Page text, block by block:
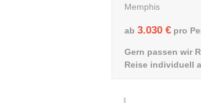
Memphis
ab 3.030 € pro
Gern passen wir
Reise individuell